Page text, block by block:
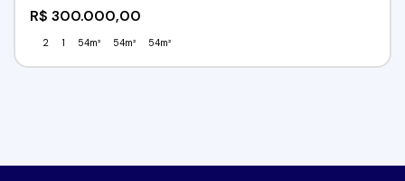
R$ 300.000,00
2 1 54m² 54m² 54m²